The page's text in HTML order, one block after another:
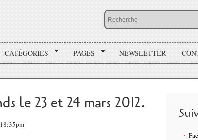
CATÉGORIES PAGES NEWSLETTER
le 23 et 24 mars 2012.